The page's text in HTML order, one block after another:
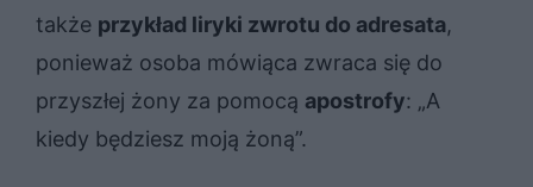
także przykład liryki zwrotu do adresata,
ponieważ osoba mówiąca zwraca się do
przyszłej żony za pomocą apostrofy: „A
kiedy będziesz moją żoną”.